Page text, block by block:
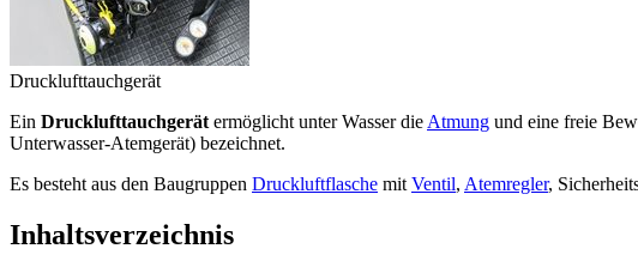
Drucklufttauchgerät
Ein Drucklufttauchgerät ermöglicht unter Wasser die Atmung und eine freie
Unterwasser-Atemgerät) bezeichnet.
Es besteht aus den Baugruppen Druckluftflasche mit Ventil, Atemregler,
Inhaltsverzeichnis